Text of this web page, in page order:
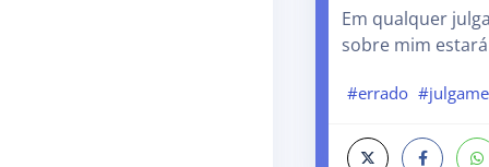
Em qualquer
sobre mim
#errado